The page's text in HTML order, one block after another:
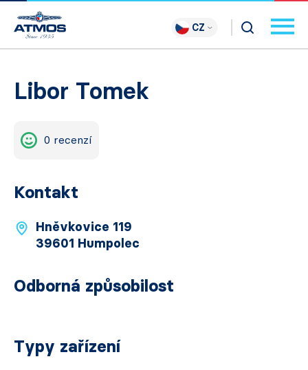
CZ
Libor Tomek
0 recenzí
Kontakt
Hněvkovice 119
39601 Humpolec
Odborná způsobilost
Typy zařízení